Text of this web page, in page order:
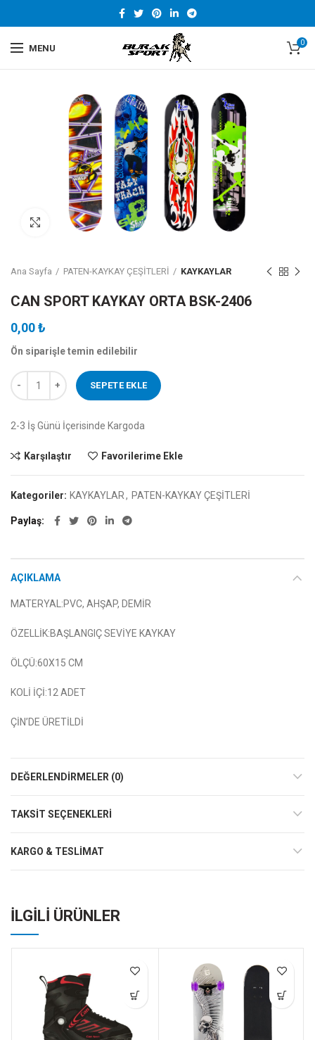
MENU 0
DAHA BÜYÜK GÖRÜNTÜLE
Ana Sayfa PATEN-KAYKAY ÇEŞİTLERİ KAYKAYLAR
CAN SPORT KAYKAY ORTA BSK-2406
0,00₺
Ön siparişle temin edilebilir
CAN SPORT KAYKAY ORTA BSK-2406 adet
SEPETE EKLE
2-3 İş Günü İçerisinde Kargoda
Karşılaştır Favorilerime Ekle
Kategoriler: KAYKAYLAR, PATEN-KAYKAY ÇEŞİTLERİ
Paylaş
AÇIKLAMA
MATERYAL:PVC, AHŞAP, DEMİR
ÖZELLİK:BAŞLANGIÇ SEVİYE KAYKAY
ÖLÇÜ:60X15 CM
KOLİ İÇİ:12 ADET
ÇİN’DE ÜRETİLDİ
DEĞERLENDIRMELER (0)
TAKSIT SEÇENEKLERI
KARGO & TESLIMAT
İLGILI ÜRÜNLER